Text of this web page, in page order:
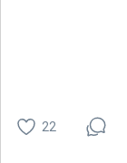
22